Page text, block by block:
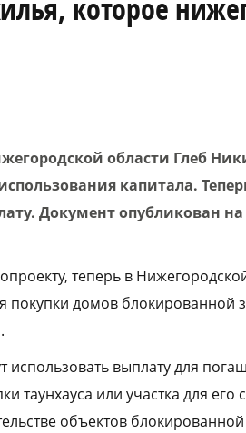
которое
области Глеб
капитала.
Документ опубликован на
теперь в
покупки домов блокированной
использовать выплату для
таунхауса или участка для
объектов